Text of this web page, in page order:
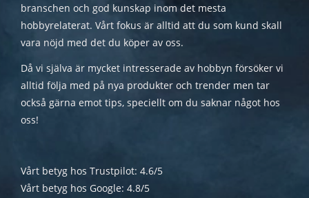
branschen och god kunskap inom det mesta
hobbyrelaterat. Vårt fokus är alltid att du som kund skall
vara nöjd med det du köper av oss.
Då vi själva är mycket intresserade av hobbyn försöker vi
alltid följa med på nya produkter och trender men tar
också gärna emot tips, speciellt om du saknar något hos
oss!
Vårt betyg hos Trustpilot: 4.6/5
Vårt betyg hos Google: 4.8/5